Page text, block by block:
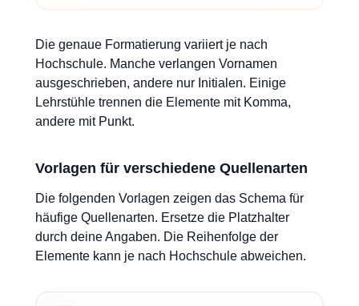
Die genaue Formatierung variiert je nach
Hochschule. Manche verlangen Vornamen
ausgeschrieben, andere nur Initialen. Einige
Lehrstühle trennen die Elemente mit Komma,
andere mit Punkt.
Vorlagen für verschiedene Quellenarten
Die folgenden Vorlagen zeigen das Schema für
häufige Quellenarten. Ersetze die Platzhalter
durch deine Angaben. Die Reihenfolge der
Elemente kann je nach Hochschule abweichen.